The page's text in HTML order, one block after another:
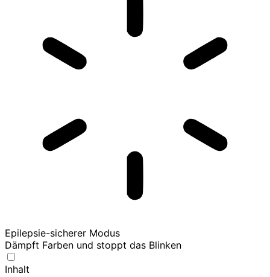
Epilepsie-sicherer Modus
Dämpft Farben und stoppt das Blinken
Inhalt